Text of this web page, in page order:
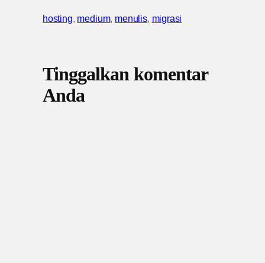
hosting, medium, menulis, migrasi
Tinggalkan komentar
Anda